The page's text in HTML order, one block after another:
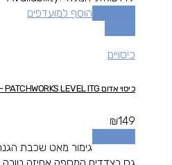
הוסף למועדפים
כיסויים
כיסוי אדום IPHONE 8 / 7 – PATCHWORKS LEVEL ITG
₪149
גימור מאט שכבת
גס בצדדים המספק אחיזה טובה